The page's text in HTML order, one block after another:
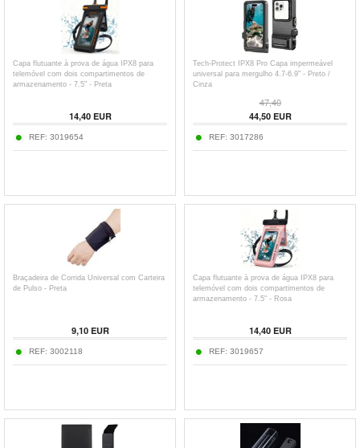
Capa flutuante à prova de água IPX8 para
telemóvel com dois compartimentos de
armazenamento - 7.5" - Preta
14,40EUR
REF: 3019654
Tech-Protect IPX8 Pro Capa impermeável
universal para mergulho 4.7-6.9" - Preto /
Cinza
47,40
44,50EUR
REF: 3017286
Braçadeira de Corrida Universal com Carteira
de Pulso - Preta
9,10EUR
REF: 3002118
Capa flutuante à prova de água IPX8 para
telemóvel com dois compartimentos de
armazenamento - 7.5" - Rosa
14,40EUR
REF: 3019657